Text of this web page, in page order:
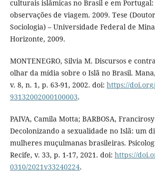
culturais islâmicas no Brasil e em Portugal:
observações de viagem. 2009. Tese
Sociologia) – Universidade Federal de
Horizonte, 2009.
MONTENEGRO, Silvia M. Discursos e
olhar da mídia sobre o Islã no Brasil.
v. 8, n. 1, p. 63-91, 2002. doi: https://
93132002000100003.
PAIVA, Camila Motta; BARBOSA,
Decolonizando a sexualidade no Islã: um
mulheres muçulmanas brasileiras.
Recife, v. 33, p. 1-17, 2021. doi: https://
0310/2021v33240224.